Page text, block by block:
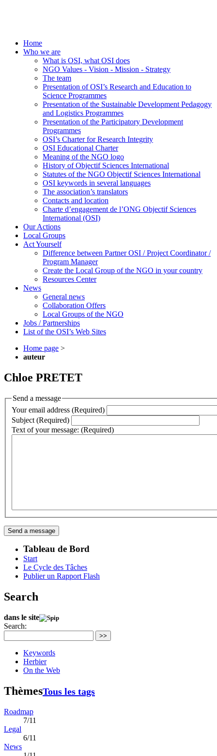
Home
Who we are
What is OSI, what OSI does
NGO Values - Vision - Mission - Strategy
The team
Presentation of OSI’s Research and Education to
Science Programmes
Presentation of the Sustainable Development Pedagogy
and Logistics Programmes
Presentation of the Participatory Development
Programmes
OSI’s Charter for Research Integrity
OSI Educational Charter
Meaning of the NGO logo
History of Objectif Sciences International
Statutes of the NGO Objectif Sciences International
OSI keywords in several languages
The association’s translators
Contacts and location
Charte d’engagement de l’ONG Objectif Sciences
International (OSI)
Our Actions
Local Groups
Act Yourself
Difference between Partner OSI / Project Coordinator /
Program Manager
Create the Local Group of the NGO in your country
Resources Center
News
General news
Collaboration Offers
Local Groups of the NGO
Jobs / Partnerships
List of the OSI’s Web Sites
Home page >
auteur
Chloe PRETET
Send a message
Your email address (Required)
Subject (Required)
Text of your message: (Required)
Tableau de Bord
Start
Le Cycle des Tâches
Publier un Rapport Flash
Search
dans le site
Search:
>>
Keywords
Herbier
On the Web
ThèmesTous les tags
Roadmap
7/11
Legal
6/11
News